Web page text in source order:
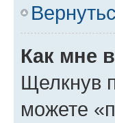
Как мне
Щелкнув
можете